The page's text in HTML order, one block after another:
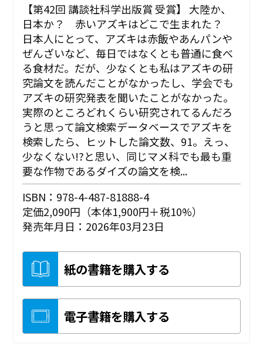
【第42回 講談社科学出版賞 受賞】 大陸か、
日本か？ 赤いアズキはどこで生まれた？
日本人にとって、アズキは赤飯やあんパンや
ぜんざいなど、毎日ではなくとも普通に食べ
る食材だ。だが、少なくとも私はアズキの研
究論文を読んだことがなかったし、学会でも
アズキの研究発表を聞いたことがなかった。
実際のところどれくらい研究されてるんだろ
うと思って論文検索データベースでアズキを
検索したら、ヒットした論文数、91。えっ、
少なくない!?と思い、同じマメ科でも最も重
要な作物であるダイズの論文を検...
ISBN：978-4-487-81888-4
定価2,090円（本体1,900円＋税10%）
発売年月日：2026年03月23日
紙の書籍を購入する
電子書籍を購入する